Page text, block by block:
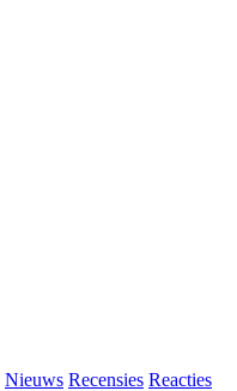
Nieuws Recensies Reacties